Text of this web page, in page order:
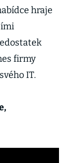
hraje
firmy
IT.